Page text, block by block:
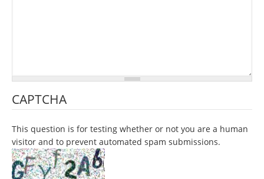
CAPTCHA
This question is for testing whether or not you are a human
visitor and to prevent automated spam submissions.